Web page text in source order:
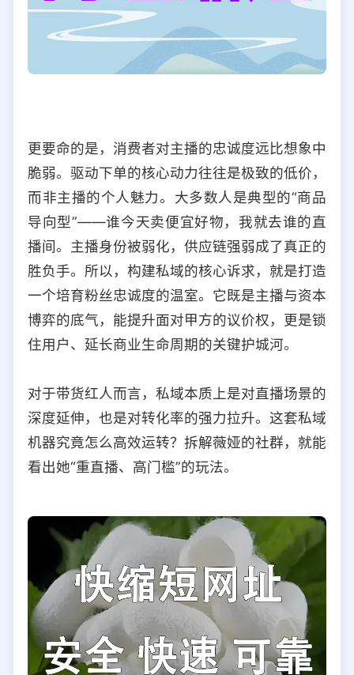
更要命的是，消费者对主播的忠诚度远比想象中
脆弱。驱动下单的核心动力往往是极致的低价，
而非主播的个人魅力。大多数人是典型的“商品
导向型”——谁今天卖便宜好物，我就去谁的直
播间。主播身份被弱化，供应链强弱成了真正的
胜负手。所以，构建私域的核心诉求，就是打造
一个培育粉丝忠诚度的温室。它既是主播与资本
博弈的底气，能提升面对甲方的议价权，更是锁
住用户、延长商业生命周期的关键护城河。
对于带货红人而言，私域本质上是对直播场景的
深度延伸，也是对转化率的强力拉升。这套私域
机器究竟怎么高效运转？拆解薇娅的社群，就能
看出她“重直播、高门槛”的玩法。